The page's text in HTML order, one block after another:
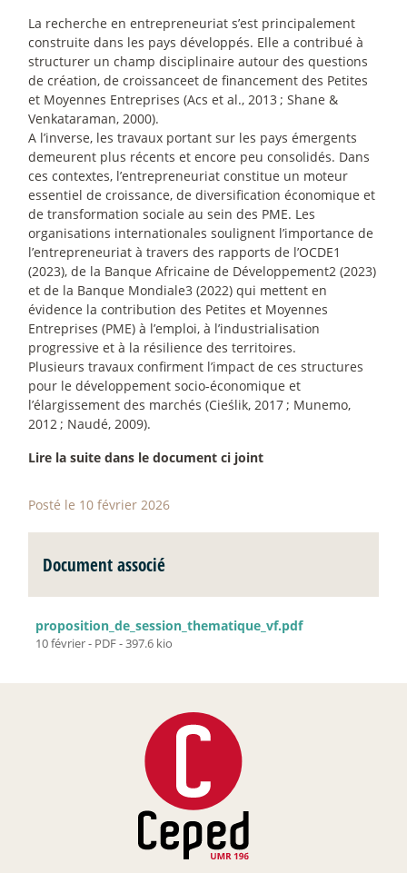
La recherche en entrepreneuriat s’est principalement
construite dans les pays développés. Elle a contribué à
structurer un champ disciplinaire autour des questions
de création, de croissanceet de financement des Petites
et Moyennes Entreprises (Acs et al., 2013; Shane &
Venkataraman, 2000).
A l’inverse, les travaux portant sur les pays émergents
demeurent plus récents et encore peu consolidés. Dans
ces contextes, l’entrepreneuriat constitue un moteur
essentiel de croissance, de diversification économique et
de transformation sociale au sein des PME. Les
organisations internationales soulignent l’importance de
l’entrepreneuriat à travers des rapports de l’OCDE1
(2023), de la Banque Africaine de Développement2 (2023)
et de la Banque Mondiale3 (2022) qui mettent en
évidence la contribution des Petites et Moyennes
Entreprises (PME) à l’emploi, à l’industrialisation
progressive et à la résilience des territoires.
Plusieurs travaux confirment l’impact de ces structures
pour le développement socio-économique et
l’élargissement des marchés (Cieślik, 2017; Munemo,
2012; Naudé, 2009).
Lire la suite dans le document ci joint
Posté le 10 février 2026
Document associé
proposition_de_session_thematique_vf.pdf
10 février- PDF-397.6 kio